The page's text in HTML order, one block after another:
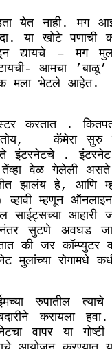
येत नाही.मग
.या खोटे पणाची
द्यायचे–मग
-आमचा’बाळू
मला भेटले आहेत.
करतात.
, कॅमेरा सुरु
इंटरनेटचे.इंटरनेट
तेंव्हा वेळ गेलेली असते
झालंय हे,आणि
व्हावी म्हणून ऑनलाइन
साईट्सच्या आहारी
सुटणे अवघड
की जर कॉम्प्युटर
मुलांच्या रोगामधे
रुपातील त्याचे
करायला हवा
वापर या गोष्टी